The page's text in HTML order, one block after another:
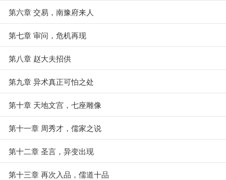
第六章 交易，南豫府来人
第七章 审问，危机再现
第八章 赵大夫招供
第九章 异术真正可怕之处
第十章 天地文宫，七座雕像
第十一章 周秀才，儒家之说
第十二章 圣言，异变出现
第十三章 再次入品，儒道十品